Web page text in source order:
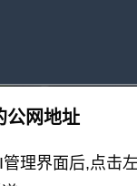
网地址
理界面后,点击